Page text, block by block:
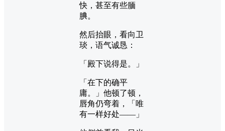
快，甚至有些腼
腆。
然后抬眼，看向卫
琰，语气诚恳：
「殿下说得是。」
「在下的确平
庸。」他顿了顿，
唇角仍弯着，「唯
有一样好处——」